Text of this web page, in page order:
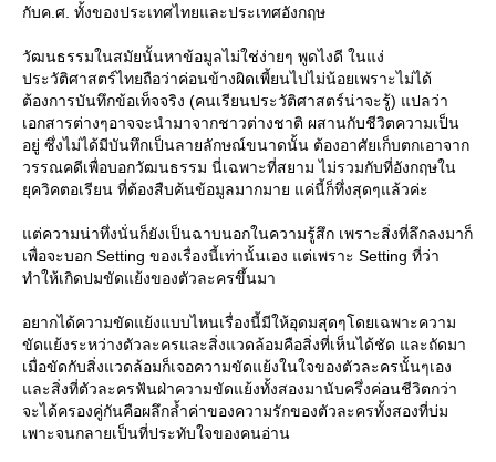
กับค.ศ. ทั้งของประเทศไทยและประเทศอังกฤษ
วัฒนธรรมในสมัยนั้นหาข้อมูลไม่ใช่ง่ายๆ พูดไงดี ในแง่
ประวัติศาสตร์ไทยถือว่าค่อนข้างผิดเพี้ยนไปไม่น้อยเพราะไม่ได้
ต้องการบันทึกข้อเท็จจริง (คนเรียนประวัติศาสตร์น่าจะรู้) แปลว่า
เอกสารต่างๆอาจจะนำมาจากชาวต่างชาติ ผสานกับชีวิตความเป็น
อยู่ ซึ่งไม่ได้มีบันทึกเป็นลายลักษณ์ขนาดนั้น ต้องอาศัยเก็บตกเอาจาก
วรรณคดีเพื่อบอกวัฒนธรรม นี่เฉพาะที่สยาม ไม่รวมกับที่อังกฤษใน
ุควิคตอเรียน ที่ต้องสืบค้นข้อมูลมากมาย แค่นี้ก็ทึ่งสุดๆแล้วค่ะ
ต่ความน่าทึ่งนั่นก็ยังเป็นฉาบนอกในความรู้สึก เพราะสิ่งที่ลึกลงมาก็
เพื่อจะบอก Setting ของเรื่องนี้เท่านั้นเอง แต่เพราะ Setting ที่ว่า
ทำให้เกิดปมขัดแย้งของตัวละครขึ้นมา
อยากได้ความขัดแย้งแบบไหนเรื่องนี้มีให้อุดมสุดๆโดยเฉพาะความ
ขัดแย้งระหว่างตัวละครและสิ่งแวดล้อมคือสิ่งที่เห็นได้ชัด และถัดมา
เมื่อขัดกับสิ่งแวดล้อมก็เจอความขัดแย้งในใจของตัวละครนั้นๆเอง
ละสิ่งที่ตัวละครฟันฝ่าความขัดแย้งทั้งสองมานับครึ่งค่อนชีวิตกว่า
จะได้ครองคู่กันคือผลึกล้ำค่าของความรักของตัวละครทั้งสองที่บ่ม
เพาะจนกลายเป็นที่ประทับใจของคนอ่าน